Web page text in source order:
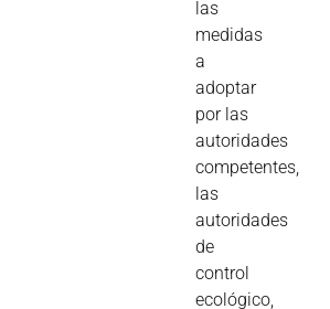
las
medidas
a
adoptar
por las
autoridades
competentes,
las
autoridades
de
control
ecológico,